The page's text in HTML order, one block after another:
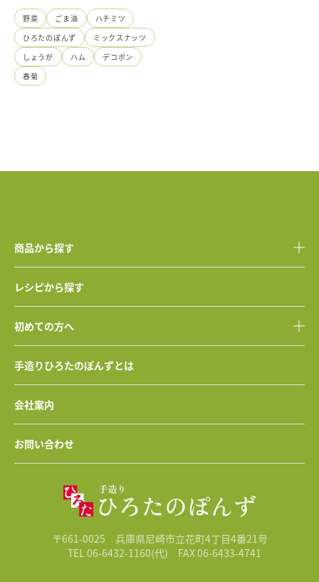
野菜 ごま油
ハチミツ
ひろたのぽんず
ミックスナッツ
しょうが
ハム
デコポン
春菊
商品から探す
レシピから探す
初めての方へ
手造りひろたのぽんずとは
会社案内
お問い合わせ
〒661-0025 兵庫県尼崎市立花町4丁目4番21号
TEL 06-6432-1160(代)
FAX 06-6433-4741